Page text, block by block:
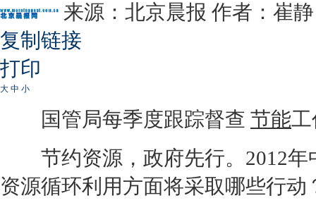
来源： 北京晨报 作者：崔静
复制链接
打印
大 中 小
国管局每季度跟踪督查 节能
节约资源，政府先行。2012年
资源循环利用方面将采取哪些行